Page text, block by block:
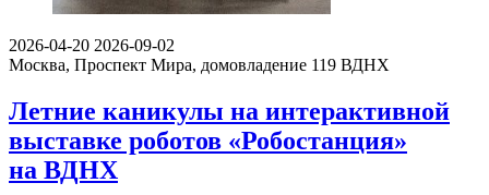
2026-04-20 2026-09-02
Москва, Проспект Мира, домовладение 119 ВДНХ
Летние каникулы на интерактивной
выставке роботов «Робостанция»
на ВДНХ